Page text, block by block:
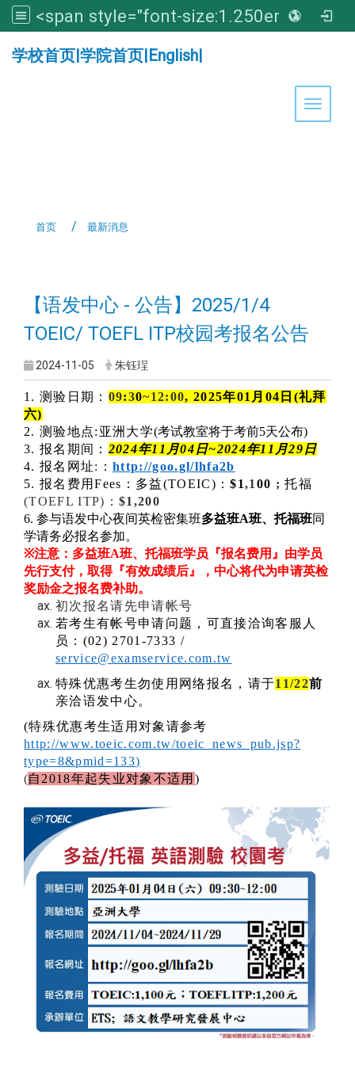
<span style="font-size:1.250em;"><strong>亚洲大学医学暨健康学院</strong></span>
学校首页|学院首页|English|
Toggle
首页 最新消息
【语发中心 - 公告】2025/1/4
TOEIC/ TOEFL ITP校园考报名公告
2024-11-05 朱钰珵
1. 测验日期 ： 09:30~12:00, 2025年01月04日(礼拜
六)
2. 测验地点: 亚洲大学(考试教室将于考前5天公布)
3. 报名期间 ： 2024年11月04日~2024年11月29日
4. 报名网址: ：http://goo.gl/lhfa2b
5. 报名费用Fees ：多益(TOEIC) ：$1,1 00 ;托福
(TOEFL ITP) ：$1,200
6. 参与语发中心夜间英检密集班多益班A班、托福班同
学请务必报名参加。
※注意：多益班A班、托福班学员『报名费用』由学员
先行支付，取得『有效成绩后』，中心将代为申请英检
奖励金之报名费补助。
初次报名请先申请帐号
若考生有帐号申请问题，可直接洽询客服人
员： (02) 2701-7333 /
service@examservice.com.tw
特殊优惠考生勿使用网络报名，请于11/22前
亲洽语发中心。
(特殊优惠考生适用对象请参考
http://www.toeic.com.tw/toeic_news_pub.jsp?
type=8&pmid=133)
(自 2018年起失业对象不适用 )